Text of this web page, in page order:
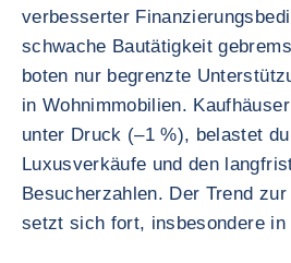
verbesserter
schwache Bautätigkeit
boten nur begrenzte
in Wohnimmobilien.
unter Druck (–1 %), belastet
Luxusverkäufe und den
Besucherzahlen. Der Trend
setzt sich fort, insbesondere in